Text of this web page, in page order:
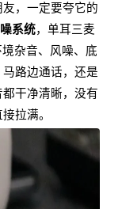
，一定要夸它的
系统，单耳三麦
杂音、风噪、底
路边通话，还是
干净清晰，没有
拉满。